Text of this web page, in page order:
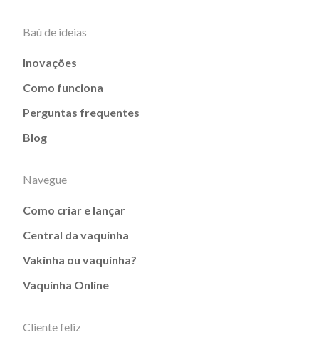
Baú de ideias
Inovações
Como funciona
Perguntas frequentes
Blog
Navegue
Como criar e lançar
Central da vaquinha
Vakinha ou vaquinha?
Vaquinha Online
Cliente feliz